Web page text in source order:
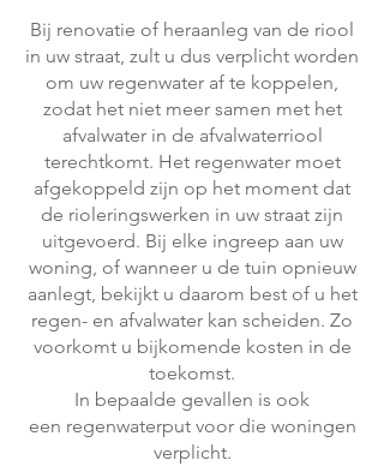
Bij renovatie of heraanleg van de riool
in uw straat, zult u dus verplicht worden
om uw regenwater af te koppelen,
zodat het niet meer samen met het
afvalwater in de afvalwaterriool
terechtkomt. Het regenwater moet
afgekoppeld zijn op het moment dat
de rioleringswerken in uw straat zijn
uitgevoerd. Bij elke ingreep aan uw
woning, of wanneer u de tuin opnieuw
aanlegt, bekijkt u daarom best of u het
regen- en afvalwater kan scheiden. Zo
voorkomt u bijkomende kosten in de
toekomst.
In bepaalde gevallen is ook
een regenwaterputvoor die woningen
verplicht.